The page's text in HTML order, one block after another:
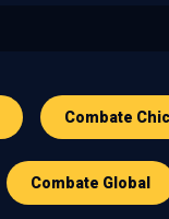
Combate
Combate Global